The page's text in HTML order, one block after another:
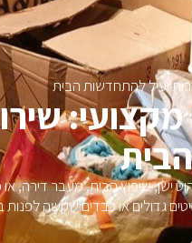
יעיל להתחדשות הבית
מקצועי:
ישן, שיפוץ הבית, מעבר דירה,
גדולים או כבדים שקשה לפנות